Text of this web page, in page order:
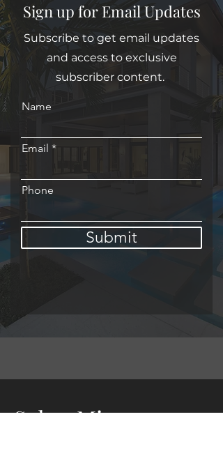
Sign up for Email Updates
Subscribe to get email updates
and access to exclusive
subscriber content.
Name
Email
Phone
Submit
Sobre Mi